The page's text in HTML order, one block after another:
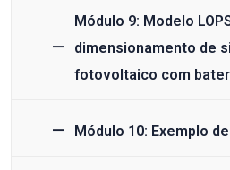
Módulo 9: Modelo
dimensionamento de
fotovoltaico com
Módulo 10: Exemplo